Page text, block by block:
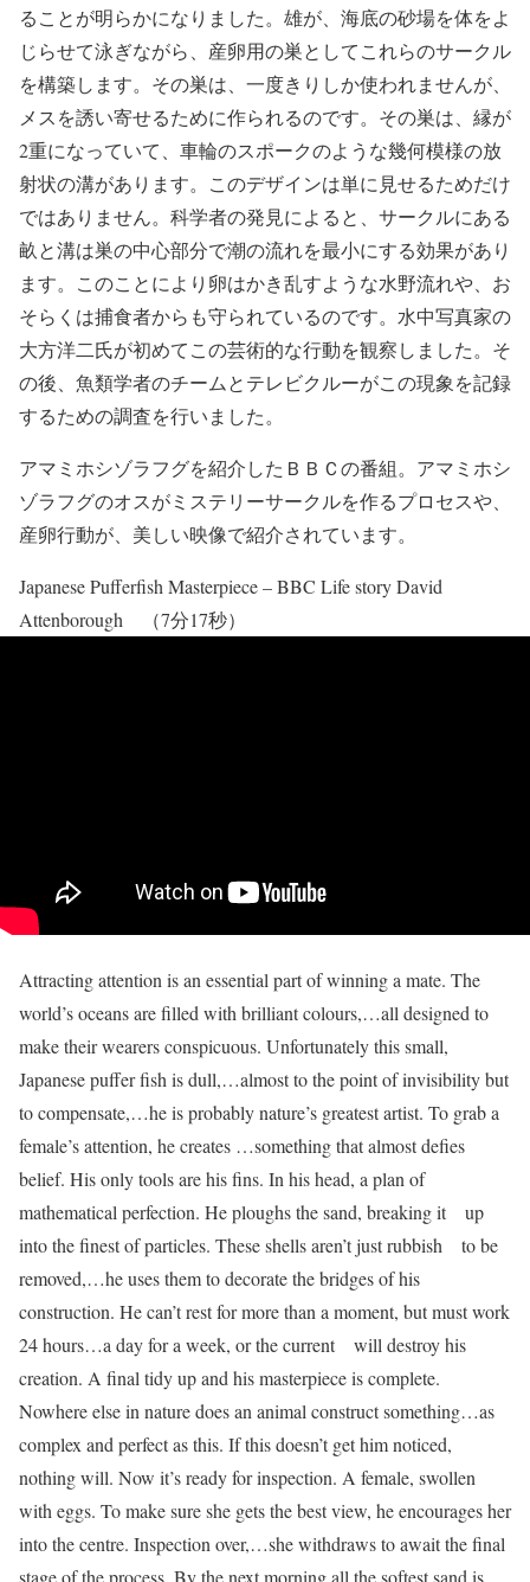
ることが明らかになりました。雄が、海底の砂場を体をよ
じらせて泳ぎながら、産卵用の巣としてこれらのサークル
を構築します。その巣は、一度きりしか使われませんが、
メスを誘い寄せるために作られるのです。その巣は、縁が
2重になっていて、車輪のスポークのような幾何模様の放
射状の溝があります。このデザインは単に見せるためだけ
ではありません。科学者の発見によると、サークルにある
畝と溝は巣の中心部分で潮の流れを最小にする効果があり
ます。このことにより卵はかき乱すような水野流れや、お
そらくは捕食者からも守られているのです。水中写真家の
大方洋二氏が初めてこの芸術的な行動を観察しました。そ
の後、魚類学者のチームとテレビクルーがこの現象を記録
するための調査を行いました。
アマミホシゾラフグを紹介したＢＢＣの番組。アマミホシ
ゾラフグのオスがミステリーサークルを作るプロセスや、
産卵行動が、美しい映像で紹介されています。
Japanese Pufferfish Masterpiece – BBC Life story David
Attenborough （7分17秒）
Attracting attention is an essential part of winning a mate. The
world’s oceans are filled with brilliant colours,…all designed to
make their wearers conspicuous. Unfortunately this small,
Japanese puffer fish is dull,…almost to the point of invisibility but
to compensate,…he is probably nature’s greatest artist. To grab a
female’s attention, he creates …something that almost defies
belief. His only tools are his fins. In his head, a plan of
mathematical perfection. He ploughs the sand, breaking it up
into the finest of particles. These shells aren’t just rubbish to be
removed,…he uses them to decorate the bridges of his
construction. He can’t rest for more than a moment, but must work
24 hours…a day for a week, or the current will destroy his
creation. A final tidy up and his masterpiece is complete.
Nowhere else in nature does an animal construct something…as
complex and perfect as this. If this doesn’t get him noticed,
nothing will. Now it’s ready for inspection. A female, swollen
with eggs. To make sure she gets the best view, he encourages her
into the centre. Inspection over,…she withdraws to await the final